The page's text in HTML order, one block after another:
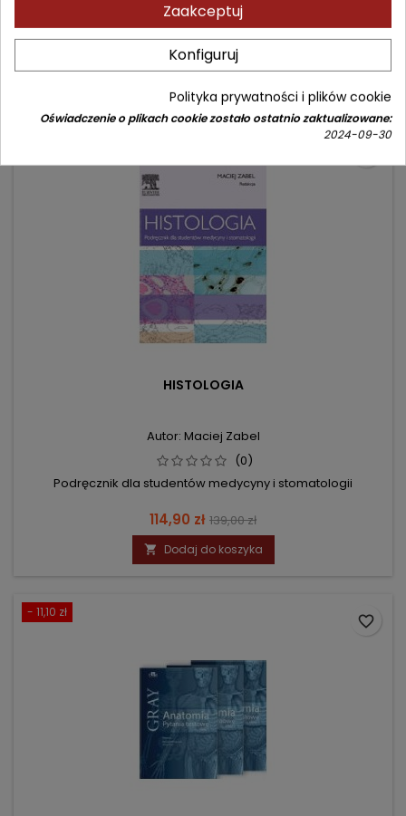
Anatomia narządów wewnętrznych
Cena
92,90 złCena
podstawowa
109,00 zł
HISTOLOGIA
Autor: Maciej Zabel
(0)
Podręcznik dla studentów medycyny i stomatologii
Cena
114,90 zł Cena
podstawowa
139,00 zł
 Dodaj do koszyka
- 11,10 zł
favorite_border
Zaakceptuj
Konfiguruj
Polityka prywatności i plików cookie
Oświadczenie o plikach cookie zostało ostatnio zaktualizowane:
2024-09-30